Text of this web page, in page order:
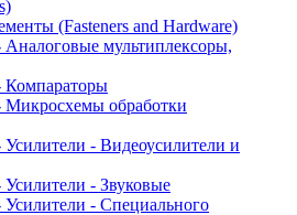
(Fasteners and Hardware)
мультиплексоры,
обработки
- Видеоусилители и
- Звуковые
- Специального